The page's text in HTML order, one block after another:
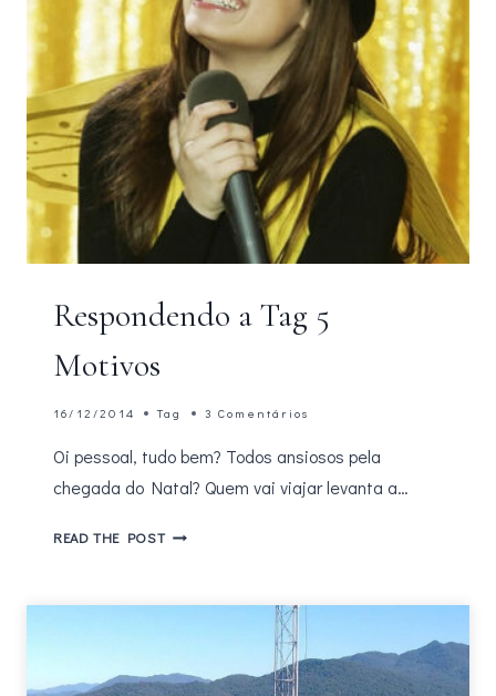
MATTHEW
HOLM
Respondendo a Tag 5
Motivos
16/12/2014 Tag 3 Comentários
Oi pessoal, tudo bem? Todos ansiosos pela
chegada do Natal? Quem vai viajar levanta a…
READ THE POSTRESPONDENDO
5